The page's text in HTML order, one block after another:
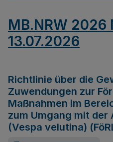
MB.NRW 2026
13.07.2026
Richtlinie über die
Zuwendungen zur
Maßnahmen im
zum Umgang mit der
(Vespa velutina)